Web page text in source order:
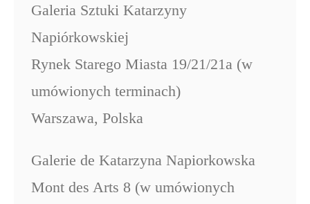
Galeria Sztuki Katarzyny
Napiórkowskiej
Rynek Starego Miasta 19/21/21a (w
umówionych terminach)
Warszawa, Polska
Galerie de Katarzyna Napiorkowska
Mont des Arts 8 (w umówionych